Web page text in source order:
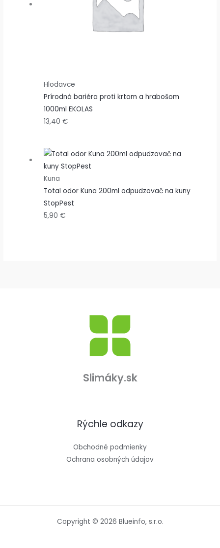
Hlodavce
Prírodná bariéra proti krtom a hrabošom
1000ml EKOLAS
13,40€
Kuna
Total odor Kuna 200ml odpudzovač na kuny
StopPest
5,90€
Slimáky.sk
Rýchle odkazy
Obchodné podmienky
Ochrana osobných údajov
Copyright © 2026 Blueinfo, s.r.o.